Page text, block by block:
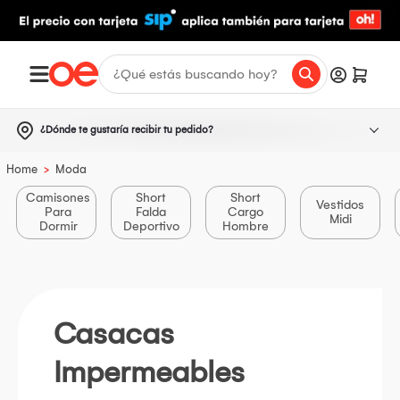
¿Dónde te gustaría recibir tu pedido?
Home > Moda
Camisones
Para
Dormir
Short
Falda
Deportivo
Short
Cargo
Hombre
Vestidos
Midi
Casacas
Impermeables